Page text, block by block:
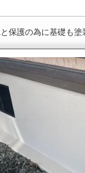
保護の為に基礎も